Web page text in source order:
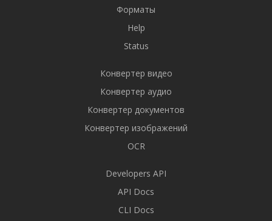
Форматы
Help
Status
Конвертер видео
Конвертер аудио
Конвертер документов
Конвертер изображений
OCR
Developers API
API Docs
CLI Docs